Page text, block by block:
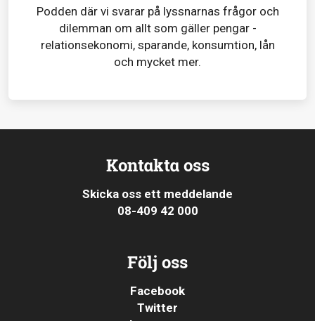
Podden där vi svarar på lyssnarnas frågor och
dilemman om allt som gäller pengar -
relationsekonomi, sparande, konsumtion, lån
och mycket mer.
Kontakta oss
Skicka oss ett meddelande
08-409 42 000
Följ oss
Facebook
Twitter